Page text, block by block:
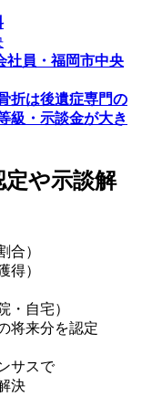
社員・福岡市中央
折は後遺症専門の
級・示談金が大き
定や示談解
合）
得）
・自宅）
将来分を認定
サスで
決